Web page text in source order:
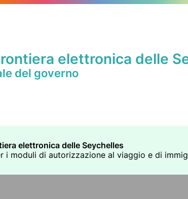
elettronica delle
del governo
elettronica delle Seychelles
i moduli di autorizzazione al viaggio e di